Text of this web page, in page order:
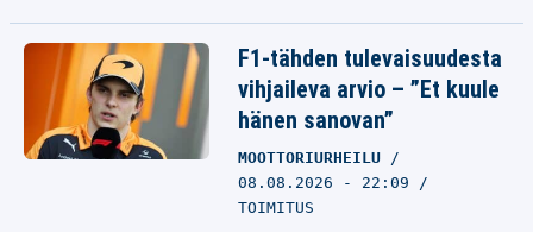
F1-tähden tulevaisuudesta
vihjaileva arvio – ”Et kuule
hänen sanovan”
MOOTTORIURHEILU
08.08.2026 - 22:09
TOIMITUS